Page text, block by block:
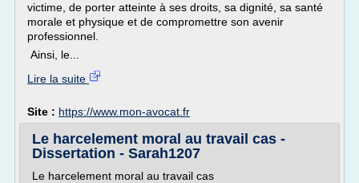
victime, de porter atteinte à ses droits, sa dignité, sa santé
morale et physique et de compromettre son avenir
professionnel.
Ainsi, le...
Lire la suite
Site : https://www.mon-avocat.fr
Le harcelement moral au travail cas -
Dissertation - Sarah1207
Le harcelement moral au travail cas